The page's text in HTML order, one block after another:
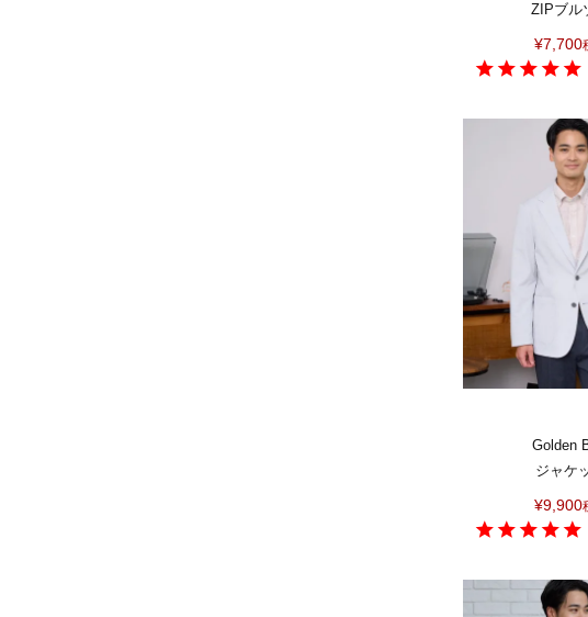
ZIPブル
¥7,700
Golden
ジャケ
¥9,900